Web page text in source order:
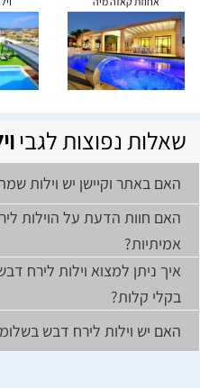
שאלות נפוצות לגבי
האם באתר וקיישן יש וילות
האם חוות הדעת על הוילות
אמיתיות?
איך ניתן למצוא וילות לירח
בקלי קלות?
האם יש וילות לירח דבש